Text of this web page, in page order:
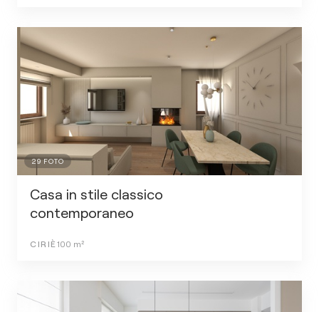
29FOTO
Casa in stile classico
contemporaneo
CIRIÈ 100 m²